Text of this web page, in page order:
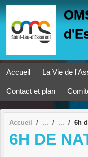
Accueil La Vie de
Contact et plan
Accueil 6h
6H DE
Panneau de gestion des